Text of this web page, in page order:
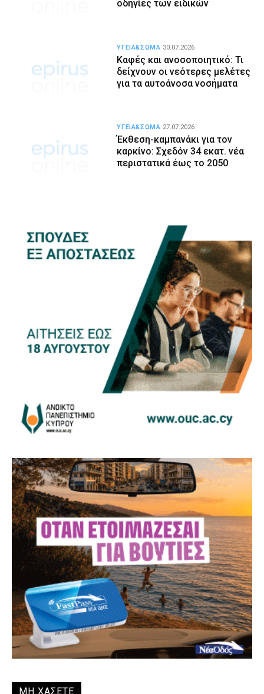
οδηγίες των ειδικών
Καφές και ανοσοποιητικό: Τι
δείχνουν οι νεότερες μελέτες
για τα αυτοάνοσα νοσήματα
ΥΓΕΙΑ&ΣΩΜΑ 30.07.2026
Έκθεση-καμπανάκι για τον
καρκίνο: Σχεδόν 34 εκατ. νέα
περιστατικά έως το 2050
ΥΓΕΙΑ&ΣΩΜΑ 27.07.2026
ΜΗ ΧΑΣΕΤΕ